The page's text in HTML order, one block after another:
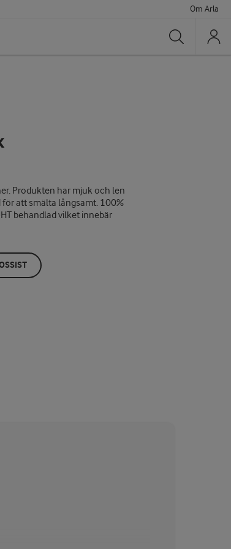
Om Arla
Sök
Produkten har mjuk och len
för att smälta långsamt. 100%
behandlad vilket innebär